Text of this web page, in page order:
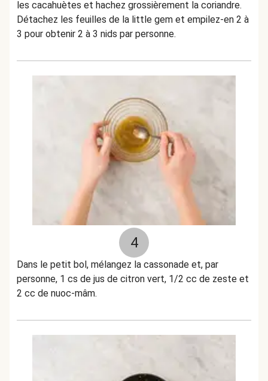
les cacahuètes et hachez grossièrement la coriandre.
Détachez les feuilles de la little gem et empilez-en 2 à
3 pour obtenir 2 à 3 nids par personne.
4
Dans le petit bol, mélangez la cassonade et, par
personne, 1 cs de jus de citron vert, 1/2 cc de zeste et
2 cc de nuoc-mâm.